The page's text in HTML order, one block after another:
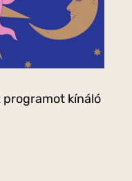
programot kínáló